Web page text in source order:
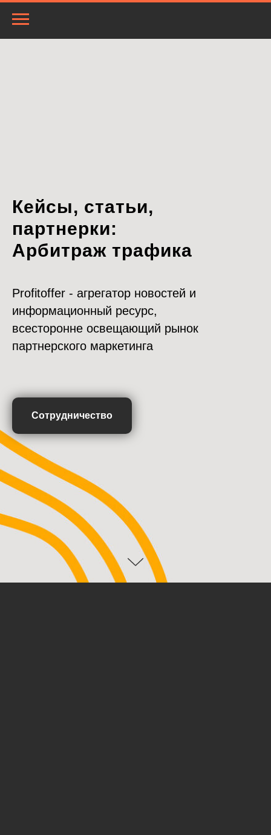
Кейсы, статьи,
партнерки:
Арбитраж трафика
Profitoffer - агрегатор новостей и
информационный ресурс,
всесторонне освещающий рынок
партнерского маркетинга
Сотрудничество